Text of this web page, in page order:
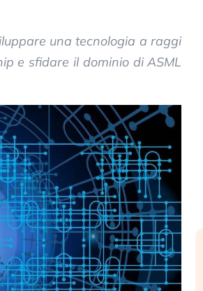
una tecnologia a raggi
e sfidare il dominio di ASML